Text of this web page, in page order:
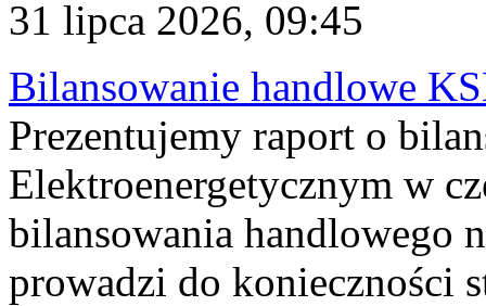
31 lipca 2026, 09:45
Bilansowanie handlowe
Prezentujemy raport o
Elektroenergetycznym w
bilansowania handlowego
prowadzi do konieczności